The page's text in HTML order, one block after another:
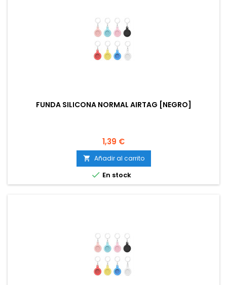
FUNDA SILICONA NORMAL AIRTAG [NEGRO]
Precio
1,39 €
 Añadir al carrito
 En stock